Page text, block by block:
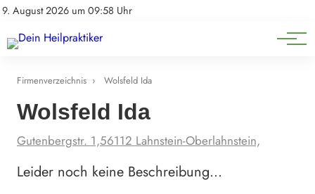
9. August 2026 um 09:58 Uhr
Impressum
Natürliche Medizin
Heilpflanzen & Kräuterkunde
Firmenverzeichnis › Wolsfeld Ida
Wolsfeld Ida
Gutenbergstr. 1,56112 Lahnstein-Oberlahnstein,
Leider noch keine Beschreibung…